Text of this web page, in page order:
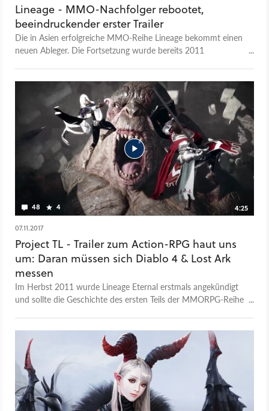
Lineage - MMO-Nachfolger rebootet,
beeindruckender erster Trailer
Die in Asien erfolgreiche MMO-Reihe Lineage bekommt einen
neuen Ableger. Die Fortsetzung wurde bereits 2011
48 4
4:25
07.11.2017
Project TL - Trailer zum Action-RPG haut uns
um: Daran müssen sich Diablo 4 & Lost Ark
messen
Im Herbst 2011 wurde Lineage Eternal erstmals angekündigt
und sollte die Geschichte des ersten Teils der MMORPG-Reihe
Entwicklungs-Neustart, trägt der Titel jetzt den Namen Project
TL (The Lineage) und sieht dank Unreal Engine 4 unglaublich
gut aus – insbesondere die Partikel- & Physik-Effekte, aber
auch die Beleuchtung sind schlicht atemberaubend. In den
großen Schlachten sollen hunderte NPC-Gegner und dutzende
Spieler gleichzeitig dargestellt werden. Project TL soll Ende